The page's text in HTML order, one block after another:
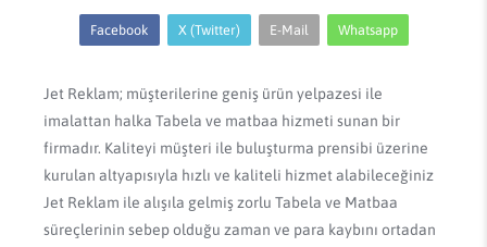
Facebook X (Twitter) E-Mail Whatsapp
Jet Reklam; müşterilerine geniş ürün yelpazesi ile
imalattan halka Tabela ve matbaa hizmeti sunan bir
firmadır. Kaliteyi müşteri ile buluşturma prensibi üzerine
kurulan altyapısıyla hızlı ve kaliteli hizmet alabileceğiniz
Jet Reklam ile alışıla gelmiş zorlu Tabela ve Matbaa
süreçlerinin sebep olduğu zaman ve para kaybını ortadan